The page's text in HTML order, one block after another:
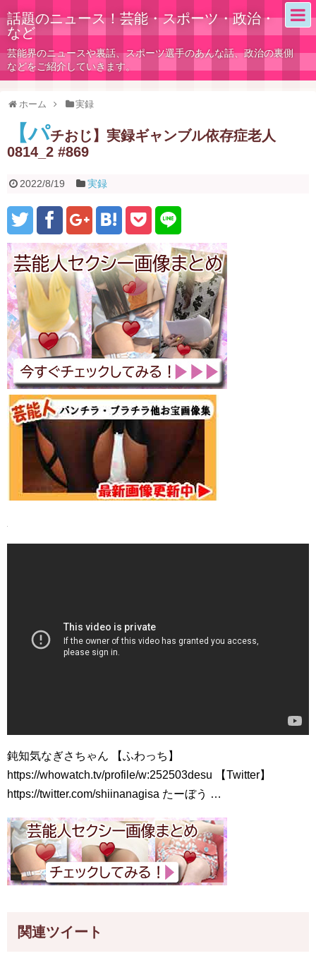
話題のニュース！芸能・スポーツ・政治・
など
芸能界のニュースや裏話、スポーツ選手のあんな話、政治の裏側
などをご紹介していきます。
ホーム 実録
【パチおじ】実録ギャンブル依存症老人
0814_2 #869
2022/8/19 実録
鈍知気なぎさちゃん 【ふわっち】
https://whowatch.tv/profile/w:252503desu 【Twitter】
https://twitter.com/shiinanagisa たーぼう …
関連ツイート